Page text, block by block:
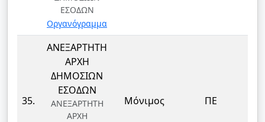
ΕΣΟΔΩΝ
Οργανόγραμμα
35.
ΑΝΕΞΑΡΤΗΤΗ
ΑΡΧΗ
ΔΗΜΟΣΙΩΝ
ΕΣΟΔΩΝ
ΑΝΕΞΑΡΤΗΤΗ
ΑΡΧΗ
Μόνιμος ΠΕ